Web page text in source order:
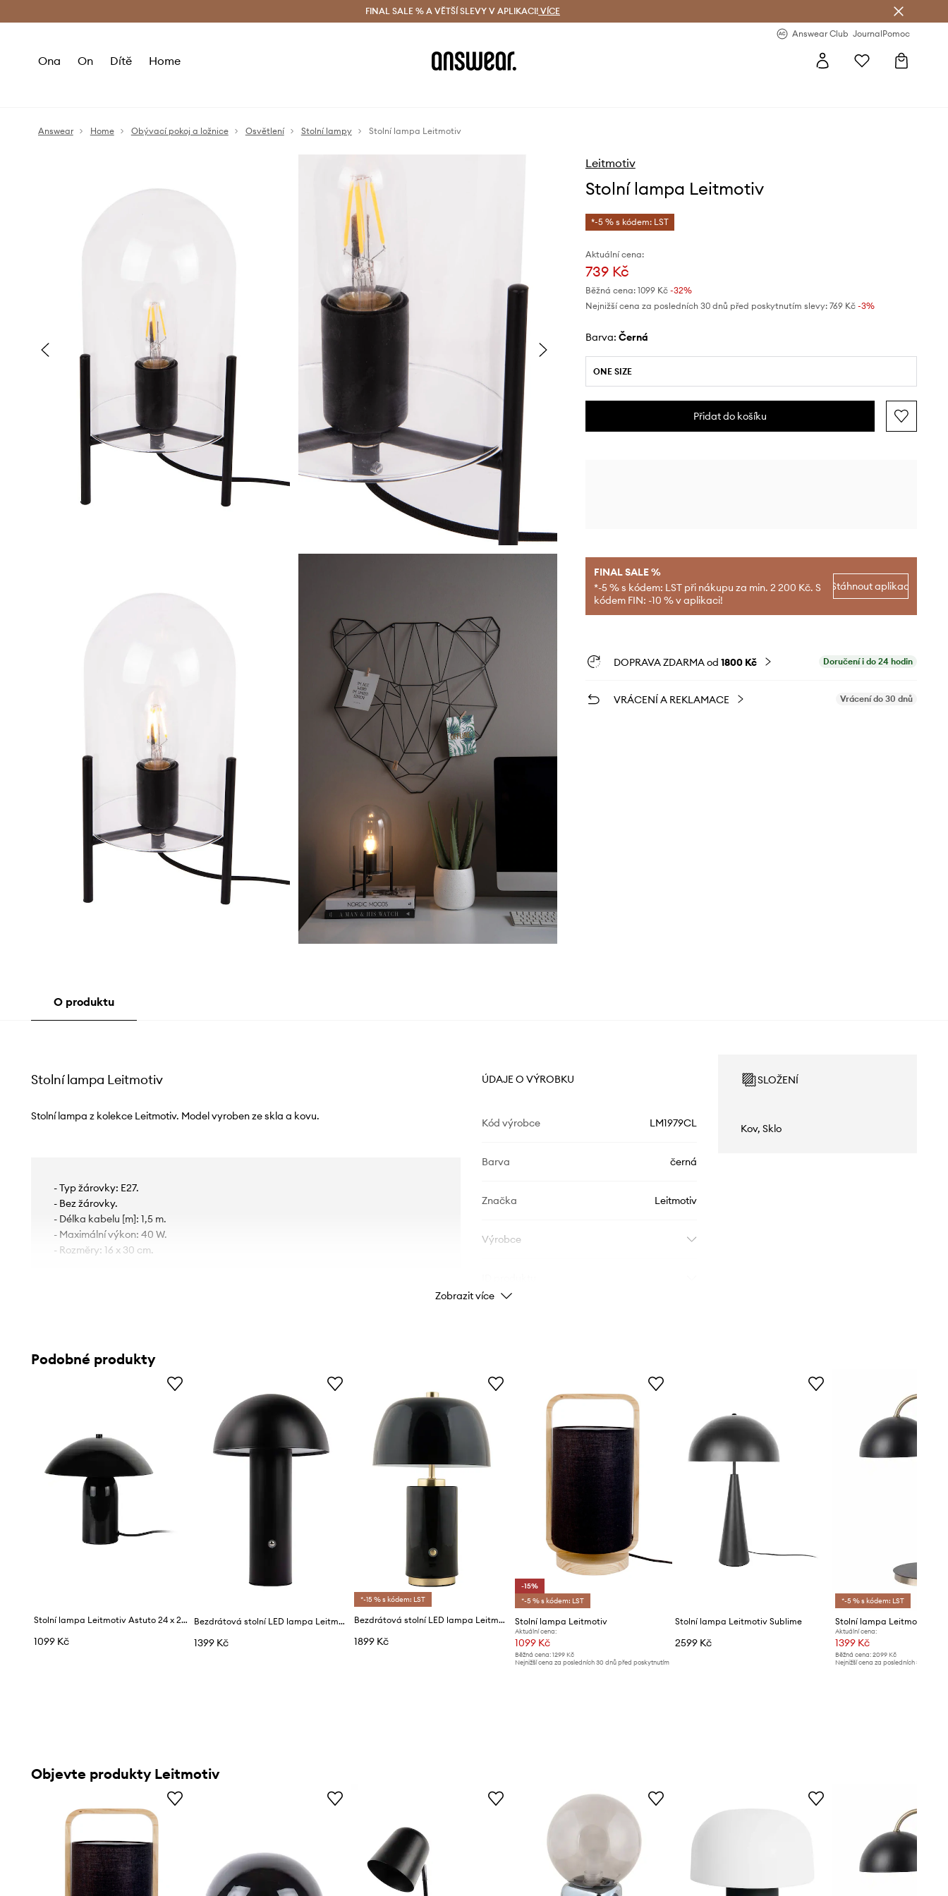
Doručení a vrácení zdarma (od 1800 Kč) Doručení i do 24 h
FINAL SALE % A VĚTŠÍ SLEVY V APLIKACI! VÍCE
Answear Club JournalPomoc
Ona On Dítě Home
Answear Home Obývací pokoj a ložnice Osvětlení Stolní lampy Stolní lampa Leitmotiv
Leitmotiv
Stolní lampa Leitmotiv
*-5 % s kódem: LST
Aktuální cena:
739 Kč
Běžná cena: 1099 Kč-32%
Nejnižší cena za posledních 30 dnů před poskytnutím slevy: 769 Kč -3%
Barva: černá
ONE SIZE
Přidat do košíku
FINAL SALE %
*-5 % s kódem: LST při nákupu za min. 2 200 Kč. S
kódem FIN: -10 % v aplikaci!
Stáhnout aplikaci
DOPRAVA ZDARMA od 1800 Kč Doručení i do 24 hodin
VRÁCENÍ A REKLAMACE Vrácení do 30 dnů
O produktu
Stolní lampa Leitmotiv
Stolní lampa z kolekce Leitmotiv. Model vyroben ze skla a kovu.
- Typ žárovky: E27.
- Bez žárovky.
- Délka kabelu [m]: 1,5 m.
- Maximální výkon: 40 W.
- Rozměry: 16 x 30 cm.
ÚDAJE O VÝROBKU
Kód výrobce LM1979CL
Barva černá
Značka Leitmotiv
Výrobce
SLOŽENÍ
Kov, Sklo
Zobrazit více
Podobné produkty
Stolní lampa Leitmotiv Astuto 24 x 23,5 cm
1099 Kč
Bezdrátová stolní LED lampa Leitmotiv
1399 Kč
*-15 % s kódem: LST
Bezdrátová stolní LED lampa Leitmotiv Freya
1899 Kč
-15%
*-5 % s kódem: LST
Stolní lampa Leitmotiv
Aktuální cena:
1099 Kč
Běžná cena: 1299 Kč
Nejnižší cena za posledních 30 dnů před poskytnutím
Stolní lampa Leitmotiv Sublime
2599 Kč
*-5 % s kódem: LST
Stolní lampa Leitmotiv
Aktuální cena:
1399 Kč
Běžná cena: 2099 Kč
Nejnižší cena za posledních 30 dnů
Objevte produkty Leitmotiv